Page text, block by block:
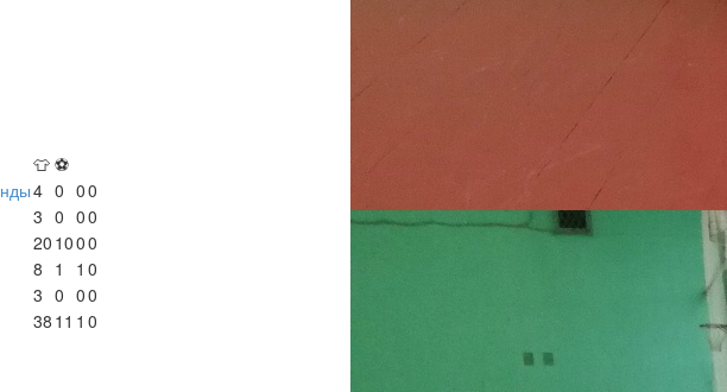
👕 ⚽
4 0 00
3 0 00
20 1000
8 1 1 0
3 0 00
38 11 1 0